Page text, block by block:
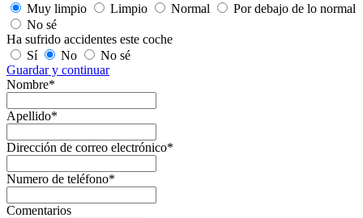
Muy limpio
Limpio Normal
Por debajo de lo normal
No sé
Ha sufrido accidentes este coche
Sí
No
No sé
Guardar y continuar
Nombre*
Apellido*
Dirección de correo electrónico*
Numero de teléfono*
Comentarios